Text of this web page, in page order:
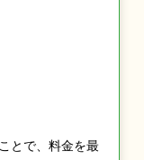
とで、料金を最